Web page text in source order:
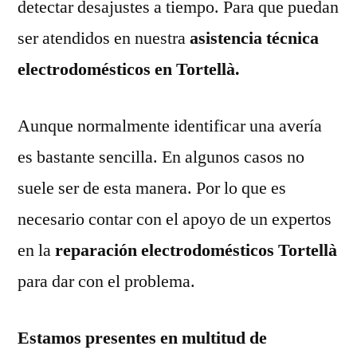
detectar desajustes a tiempo. Para que puedan
ser atendidos en nuestraasistencia técnica
electrodomésticos en Tortellà.
Aunque normalmente identificar una avería
es bastante sencilla. En algunos casos no
suele ser de esta manera. Por lo que es
necesario contar con el apoyo de un expertos
en lareparación electrodomésticos Tortellà
para dar con el problema.
Estamos presentes en multitud de